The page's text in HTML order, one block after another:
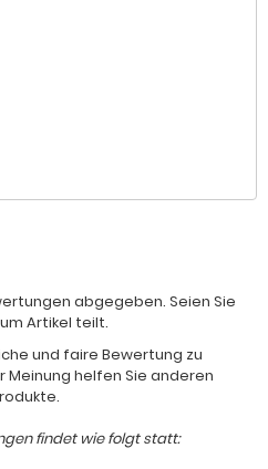
abgegeben. Seien Sie
Artikel teilt.
und faire Bewertung zu
Meinung helfen Sie anderen
findet wie folgt statt: